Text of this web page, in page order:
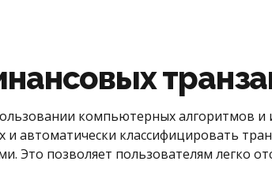
компьютерных алгоритмов и
классифицировать
Это позволяет пользователям легко